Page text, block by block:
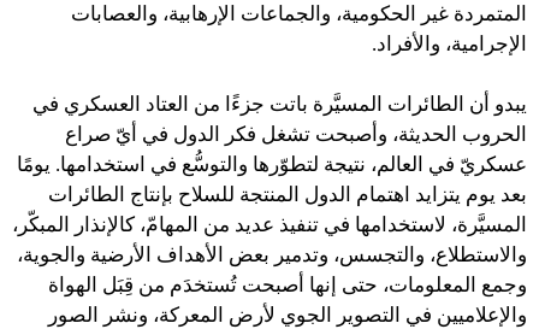
المتمردة غير الحكومية، والجماعات الإرهابية، والعصابات
الإجرامية، والأفراد.
يبدو أن الطائرات المسيَّرة باتت جزءًا من العتاد العسكري في
الحروب الحديثة، وأصبحت تشغل فكر الدول في أيّ صراع
عسكريّ في العالم، نتيجة لتطوّرها والتوسُّع في استخدامها. يومًا
بعد يوم يتزايد اهتمام الدول المنتجة للسلاح بإنتاج الطائرات
المسيَّرة، لاستخدامها في تنفيذ عديد من المهامّ، كالإنذار المبكّر،
والاستطلاع، والتجسس، وتدمير بعض الأهداف الأرضية والجوية،
وجمع المعلومات، حتى إنها أصبحت تُستخدَم من قِبَل الهواة
والإعلاميين في التصوير الجوي لأرض المعركة، ونشر الصور